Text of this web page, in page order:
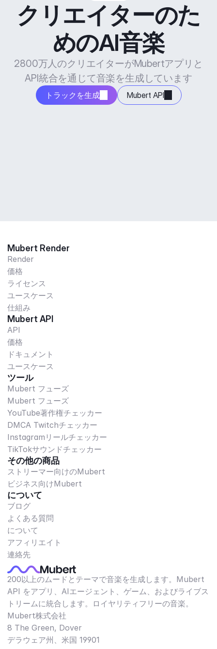
クリエイターのた
めのAI音楽
2800万人のクリエイターがMubertアプリと
API統合を通じて音楽を生成しています
トラックを生成 Mubert API
Mubert Render
Render
価格
ライセンス
ユースケース
仕組み
Mubert API
API
価格
ドキュメント
ユースケース
ツール
Mubert フューズ
Mubert フューズ
YouTube著作権チェッカー
DMCA Twitchチェッカー
Instagramリールチェッカー
TikTokサウンドチェッカー
その他の商品
ストリーマー向けのMubert
ビジネス向けMubert
について
ブログ
よくある質問
について
アフィリエイト
連絡先
200以上のムードとテーマで音楽を生成します。Mubert
API をアプリ、AIエージェント、ゲーム、およびライブス
トリームに統合します。ロイヤリティフリーの音楽。
Mubert株式会社
8 The Green, Dover
デラウェア州、米国 19901​